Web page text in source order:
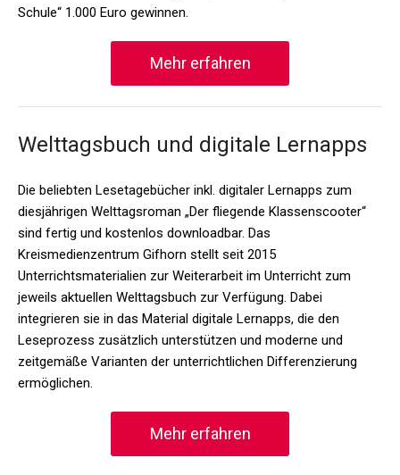
Schule“ 1.000 Euro gewinnen.
Mehr erfahren
Welttagsbuch und digitale Lernapps
Die beliebten Lesetagebücher inkl. digitaler Lernapps zum
diesjährigen Welttagsroman „Der fliegende Klassenscooter“
sind fertig und kostenlos downloadbar. Das
Kreismedienzentrum Gifhorn stellt seit 2015
Unterrichtsmaterialien zur Weiterarbeit im Unterricht zum
jeweils aktuellen Welttagsbuch zur Verfügung. Dabei
integrieren sie in das Material digitale Lernapps, die den
Leseprozess zusätzlich unterstützen und moderne und
zeitgemäße Varianten der unterrichtlichen Differenzierung
ermöglichen.
Mehr erfahren